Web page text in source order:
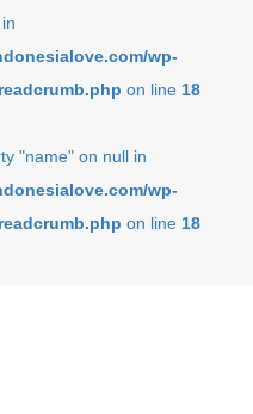
wp-
on line 18
"name" on null in
wp-
on line 18